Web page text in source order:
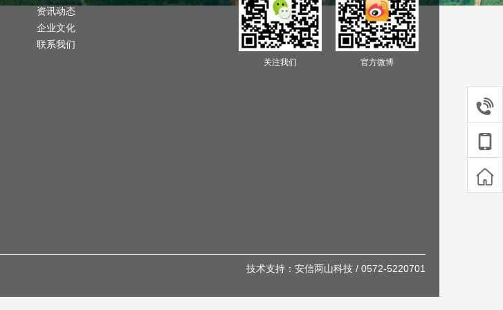
资讯动态
企业文化
联系我们
关注我们 官方微博
技术支持：安信两山科技 / 0572-5220701